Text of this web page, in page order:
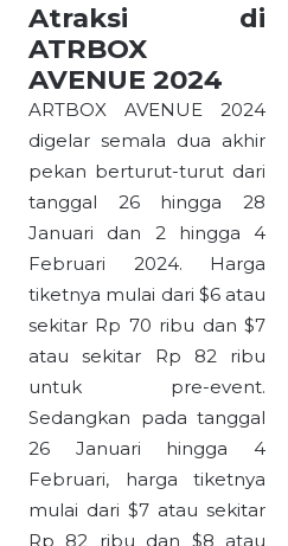
Atraksi di
ATRBOX
AVENUE 2024
ARTBOX AVENUE 2024
digelar semala dua akhir
pekan berturut-turut dari
tanggal 26 hingga 28
Januari dan 2 hingga 4
Februari 2024. Harga
tiketnya mulai dari $6 atau
sekitar Rp 70 ribu dan $7
atau sekitar Rp 82 ribu
untuk pre-event.
Sedangkan pada tanggal
26 Januari hingga 4
Februari, harga tiketnya
mulai dari $7 atau sekitar
Rp 82 ribu dan $8 atau